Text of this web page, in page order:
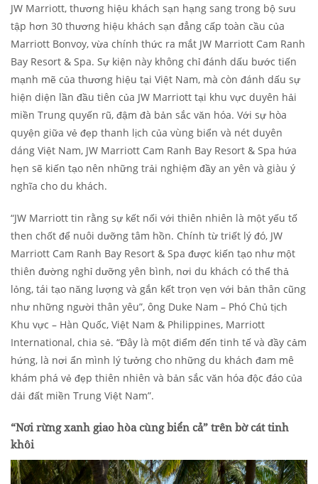
JW Marriott, thương hiệu khách sạn hạng sang trong bộ sưu
tập hơn 30 thương hiệu khách sạn đẳng cấp toàn cầu của
Marriott Bonvoy, vừa chính thức ra mắt JW Marriott Cam Ranh
Bay Resort & Spa. Sự kiện này không chỉ đánh dấu bước tiến
mạnh mẽ của thương hiệu tại Việt Nam, mà còn đánh dấu sự
hiện diện lần đầu tiên của JW Marriott tại khu vực duyên hải
miền Trung quyến rũ, đậm đà bản sắc văn hóa. Với sự hòa
quyện giữa vẻ đẹp thanh lịch của vùng biển và nét duyên
dáng Việt Nam, JW Marriott Cam Ranh Bay Resort & Spa hứa
hẹn sẽ kiến tạo nên những trải nghiệm đầy an yên và giàu ý
nghĩa cho du khách.
“JW Marriott tin rằng sự kết nối với thiên nhiên là một yếu tố
then chốt để nuôi dưỡng tâm hồn. Chính từ triết lý đó, JW
Marriott Cam Ranh Bay Resort & Spa được kiến tạo như một
thiên đường nghỉ dưỡng yên bình, nơi du khách có thể thả
lỏng, tái tạo năng lượng và gắn kết trọn vẹn với bản thân cũng
như những người thân yêu”, ông Duke Nam – Phó Chủ tịch
Khu vực – Hàn Quốc, Việt Nam & Philippines, Marriott
International, chia sẻ. “Đây là một điểm đến tinh tế và đầy cảm
hứng, là nơi ẩn mình lý tưởng cho những du khách đam mê
khám phá vẻ đẹp thiên nhiên và bản sắc văn hóa độc đáo của
dải đất miền Trung Việt Nam”.
“Nơi rừng xanh giao hòa cùng biển cả” trên bờ cát tinh
khôi